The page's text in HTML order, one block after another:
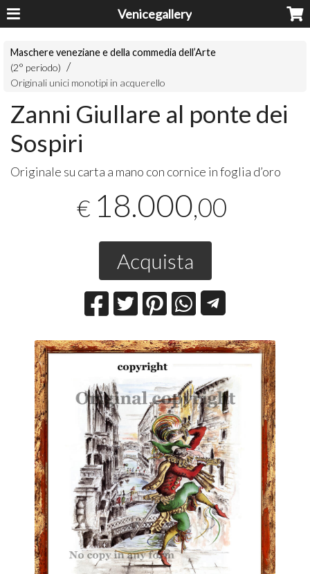
Venicegallery
Maschere veneziane e della commedia dell’Arte
(2° periodo)
Originali unici monotipi in acquerello
Zanni Giullare al ponte dei
Sospiri
Originale su carta a mano con cornice in foglia d’oro
€ 18.000,00
Acquista